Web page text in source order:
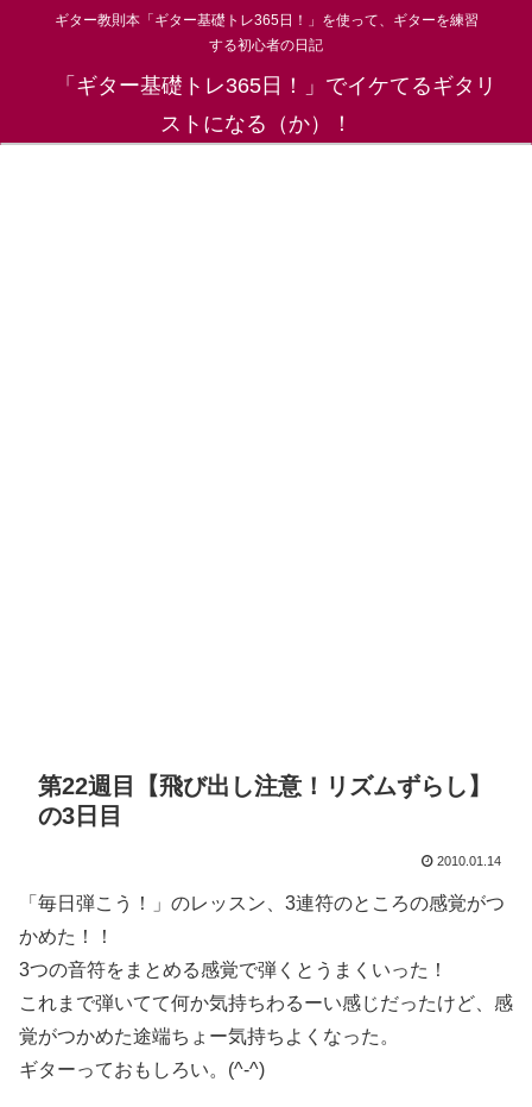
ギター教則本「ギター基礎トレ365日！」を使って、ギターを練習
する初心者の日記
「ギター基礎トレ365日！」でイケてるギタリ
ストになる（か）！
第22週目【飛び出し注意！リズムずらし】
の3日目
2010.01.14
「毎日弾こう！」のレッスン、3連符のところの感覚がつ
かめた！！
3つの音符をまとめる感覚で弾くとうまくいった！
これまで弾いてて何か気持ちわるーい感じだったけど、感
覚がつかめた途端ちょー気持ちよくなった。
ギターっておもしろい。(^-^)